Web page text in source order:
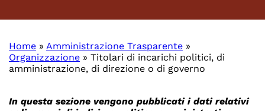
Home » Amministrazione Trasparente »
Organizzazione » Titolari di incarichi politici, di
amministrazione, di direzione o di governo
In questa sezione vengono pubblicati i dati relativi